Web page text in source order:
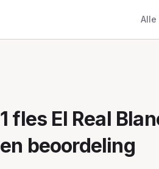
Alle
1 fles El Real
en beoordeling